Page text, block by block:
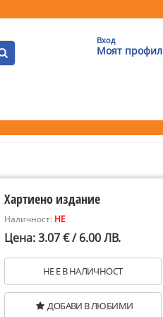
Вход
Моят профил
Хартиено издание
Наличност: НЕ
Цена: 3.07 € / 6.00 ЛВ.
НЕ Е В НАЛИЧНОСТ
ДОБАВИ В ЛЮБИМИ